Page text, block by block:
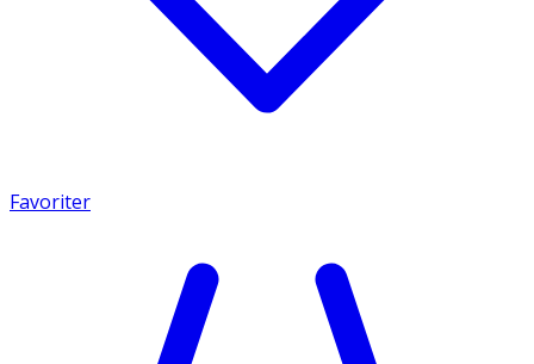
Favoriter